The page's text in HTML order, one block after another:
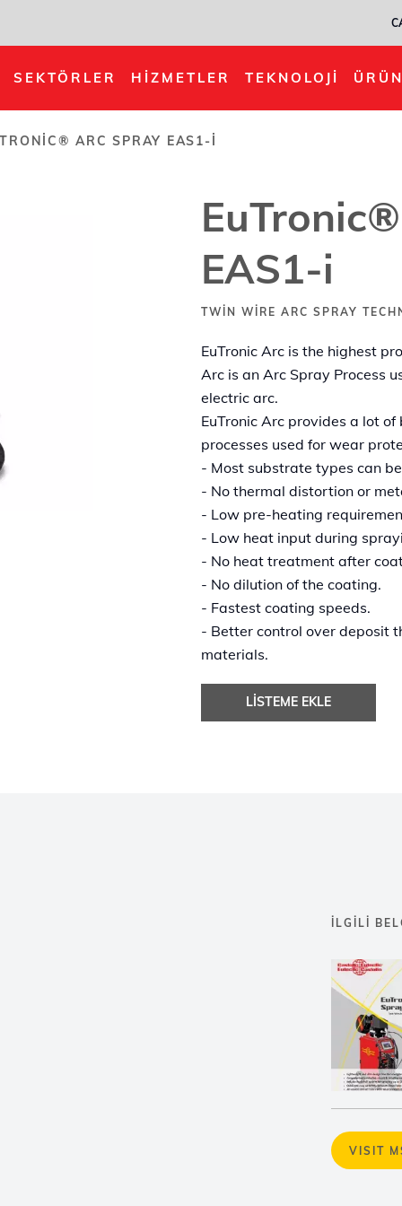
SEKTÖRLER HIZMETLER TEKNOLOJI
i
ARC SPRAY EAS1-I
EAS1-i
TWIN WIRE ARC SPRAY
EuTronic Arc is the highest
Arc is an Arc Spray Process
electric arc.
EuTronic Arc provides a lot
processes used for wear
- Most substrate types can
- No thermal distortion or
- Low pre-heating
- Low heat input during
- No heat treatment after
- No dilution of the coating.
- Fastest coating speeds.
- Better control over deposit
materials.
LISTEME EKLE
İLGILI
VISIT